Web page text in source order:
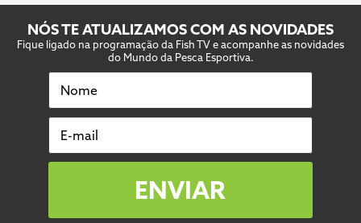
NÓS TE ATUALIZAMOS COM AS NOVIDADES
Fique ligado na programação da Fish TV e acompanhe as novidades
do Mundo da Pesca Esportiva.
Nome
E-mail
ENVIAR